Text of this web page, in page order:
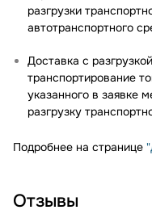
разгрузки
автотранспортного
Доставка с
транспортирование
указанного в заявке
разгрузку
Подробнее на странице
Отзывы